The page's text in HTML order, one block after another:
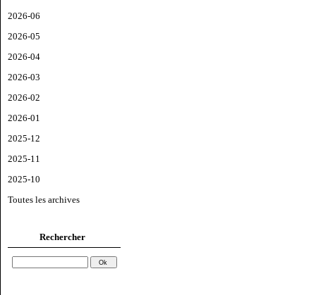
2026-06
2026-05
2026-04
2026-03
2026-02
2026-01
2025-12
2025-11
2025-10
Toutes les archives
Rechercher